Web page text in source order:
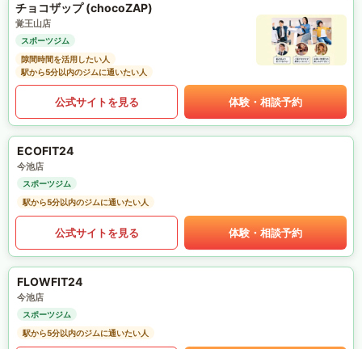
チョコザップ (chocoZAP)
覚王山店
スポーツジム
隙間時間を活用したい人
駅から5分以内のジムに通いたい人
公式サイトを見る 体験・相談予約
ECOFIT24
今池店
スポーツジム
駅から5分以内のジムに通いたい人
公式サイトを見る 体験・相談予約
FLOWFIT24
今池店
スポーツジム
駅から5分以内のジムに通いたい人